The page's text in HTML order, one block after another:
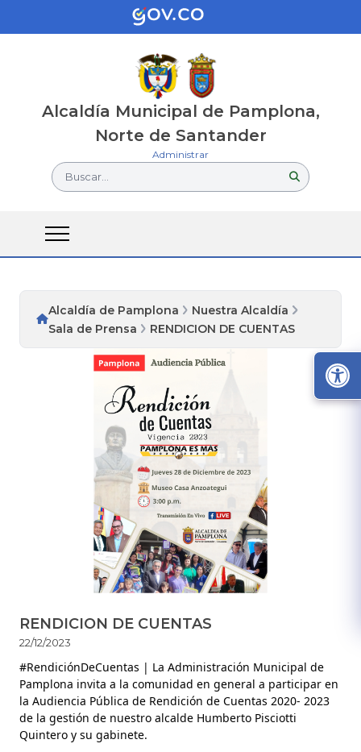
Alcaldía Municipal de Pamplona,
Norte de Santander
Administrar
Buscar...
Alcaldía de Pamplona
Nuestra Alcaldía
Sala de Prensa
RENDICION DE CUENTAS
RENDICION DE CUENTAS
22/12/2023
#RendiciónDeCuentas | La Administración Municipal de
Pamplona invita a la comunidad en general a participar en
la Audiencia Pública de Rendición de Cuentas 2020- 2023
de la gestión de nuestro alcalde Humberto Pisciotti
Quintero y su gabinete.